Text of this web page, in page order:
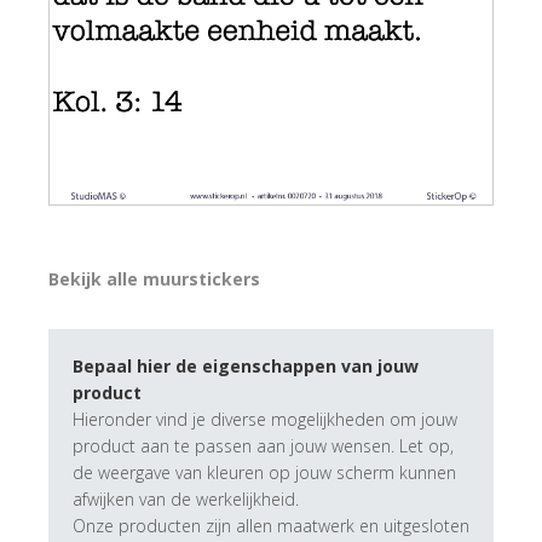
Bekijk alle muurstickers
Bepaal hier de eigenschappen van jouw
product
Hieronder vind je diverse mogelijkheden om jouw
product aan te passen aan jouw wensen. Let op,
de weergave van kleuren op jouw scherm kunnen
afwijken van de werkelijkheid.
Onze producten zijn allen maatwerk en uitgesloten